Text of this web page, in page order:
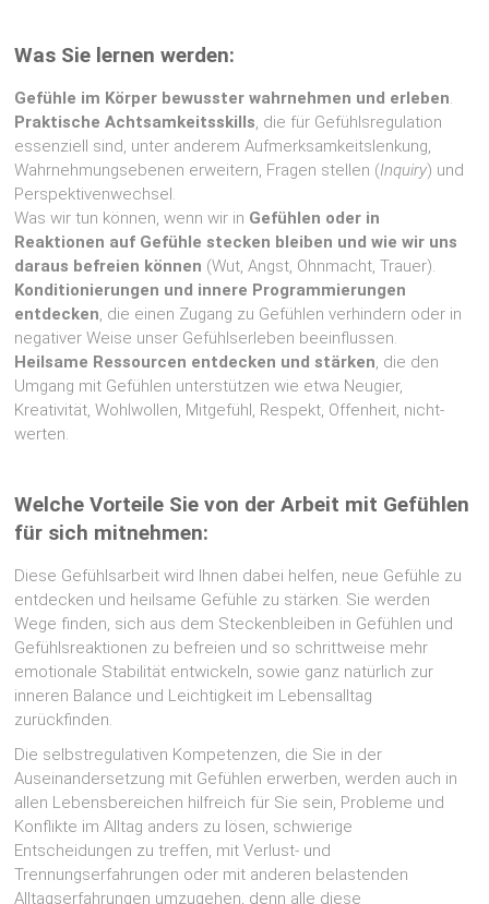
Was Sie lernen werden:
Gefühle im Körper bewusster wahrnehmen und erleben.
Praktische Achtsamkeitsskills, die für Gefühlsregulation
essenziell sind, unter anderem Aufmerksamkeitslenkung,
Wahrnehmungsebenen erweitern, Fragen stellen (Inquiry) und
Perspektivenwechsel.
Was wir tun können, wenn wir in Gefühlen oder in
Reaktionen auf Gefühle stecken bleiben und wie wir uns
daraus befreien können (Wut, Angst, Ohnmacht, Trauer).
Konditionierungen und innere Programmierungen
entdecken, die einen Zugang zu Gefühlen verhindern oder in
negativer Weise unser Gefühlserleben beeinflussen.
Heilsame Ressourcen entdecken und stärken, die den
Umgang mit Gefühlen unterstützen wie etwa Neugier,
Kreativität, Wohlwollen, Mitgefühl, Respekt, Offenheit, nicht-
werten.
Welche Vorteile Sie von der Arbeit mit Gefühlen
für sich mitnehmen:
Diese Gefühlsarbeit wird Ihnen dabei helfen, neue Gefühle zu
entdecken und heilsame Gefühle zu stärken. Sie werden
Wege finden, sich aus dem Steckenbleiben in Gefühlen und
Gefühlsreaktionen zu befreien und so schrittweise mehr
emotionale Stabilität entwickeln, sowie ganz natürlich zur
inneren Balance und Leichtigkeit im Lebensalltag
zurückfinden.
Die selbstregulativen Kompetenzen, die Sie in der
Auseinandersetzung mit Gefühlen erwerben, werden auch in
allen Lebensbereichen hilfreich für Sie sein, Probleme und
Konflikte im Alltag anders zu lösen, schwierige
Entscheidungen zu treffen, mit Verlust- und
Trennungserfahrungen oder mit anderen belastenden
Alltagserfahrungen umzugehen, denn alle diese